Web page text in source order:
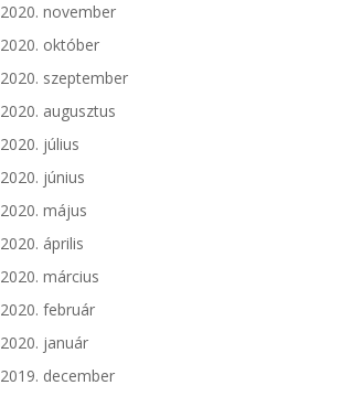
2020. november
2020. október
2020. szeptember
2020. augusztus
2020. július
2020. június
2020. május
2020. április
2020. március
2020. február
2020. január
2019. december